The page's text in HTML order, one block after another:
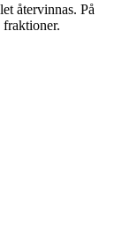
återvinnas. På